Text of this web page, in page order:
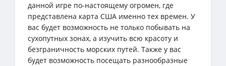
данной игре по-настоящему огромен, где
представлена карта США именно тех времен. У
вас будет возможность не только побывать на
сухопутных зонах, а изучить всю красоту и
безграничность морских путей. Также у вас
будет возможность посещать разнообразные